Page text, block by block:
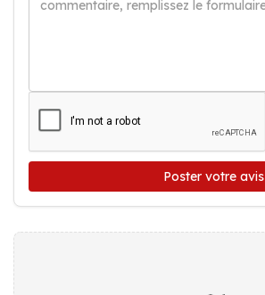
Poster votre avis